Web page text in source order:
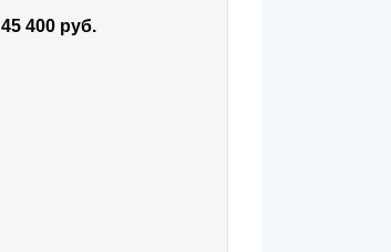
45 400 руб.